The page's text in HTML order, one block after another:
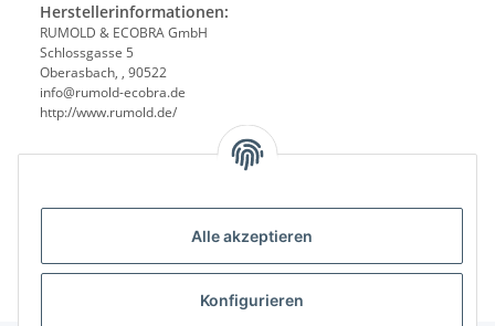
Alle akzeptieren
Konfigurieren
Herstellerinformationen:
RUMOLD & ECOBRA GmbH
Schlossgasse 5
Oberasbach, , 90522
info@rumold-ecobra.de
http://www.rumold.de/